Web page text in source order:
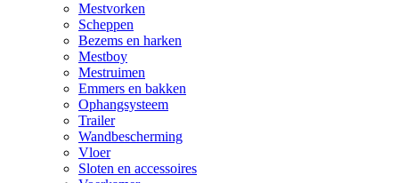
Mestvorken
Scheppen
Bezems en harken
Mestboy
Mestruimen
Emmers en bakken
Ophangsysteem
Trailer
Wandbescherming
Vloer
Sloten en accessoires